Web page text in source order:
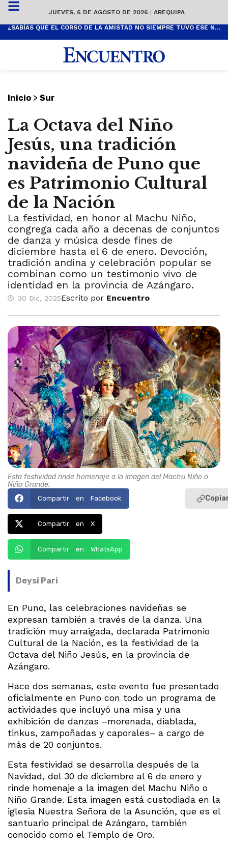
JUEVES, 6 DE AGOSTO DE 2026 | AREQUIPA
¿SABÍAS QUE EL CORSO DE LA AMISTAD NO SIEMPRE TUVO ESE NOMBRE? ESTA ES SU HISTORIA
Inicio > Sur
La Octava del Niño
Jesús, una tradición
navideña de Puno que
es Patrimonio Cultural
de la Nación
La festividad, en honor al Machu Niño,
congrega cada año a decenas de conjuntos
de danza y música desde fines de
diciembre hasta el 6 de enero. Devoción,
tradición andina y celebración popular se
combinan como un testimonio vivo de
identidad en la provincia de Azángaro.
30 Dic, 2025Escrito por Encuentro
Esta festividad rinde homenaje a la imagen del Machu Niño o
Niño Grande.
Compartir en Facebook
Compartir en X
Compartir en WhatsApp
Deysi Pari
En Puno, las celebraciones navideñas se
expresan también a través de la danza. Una
tradición muy arraigada, declarada Patrimonio
Cultural de la Nación, es la festividad de la
Octava del Niño Jesús, en la provincia de
Azángaro.
Hace dos semanas, este evento fue presentado
oficialmente en Puno con todo un programa de
actividades que incluyó una misa y una
exhibición de danzas –morenada, diablada,
tinkus, zampoñadas y caporales– a cargo de
más de 20 conjuntos.
Esta festividad se desarrolla después de la
Navidad, del 30 de diciembre al 6 de enero y
rinde homenaje a la imagen del Machu Niño o
Niño Grande. Esta imagen está custodiada en la
iglesia Nuestra Señora de la Asunción, que es el
santuario principal de Azángaro, también
conocido como el Templo de Oro.